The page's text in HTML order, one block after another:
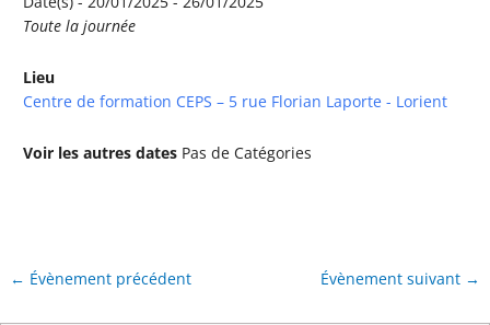
Toute la journée
Lieu
Centre de formation CEPS – 5 rue Florian Laporte - Lorient
Voir les autres dates Pas de Catégories
← Évènement précédent Évènement suivant →